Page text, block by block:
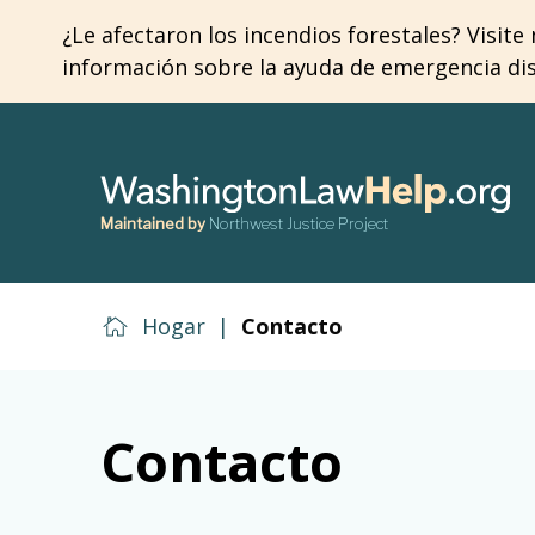
content
¿Le afectaron los incendios forestales? Visite
información sobre la ayuda de emergencia
Maintained by Northwest Justice Project
Hogar | Contacto
Contacto